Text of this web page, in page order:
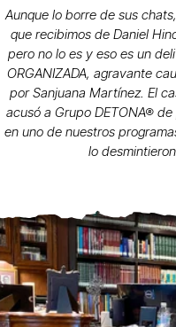
Aunque lo borre de sus
que recibimos de Daniel
pero no lo es y eso es un
ORGANIZADA, agravante
por Sanjuana Martínez. El
acusó a Grupo DETONA®
en uno de nuestros
lo